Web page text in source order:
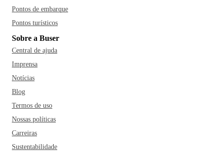
Pontos de embarque
Pontos turísticos
Sobre a Buser
Central de ajuda
Imprensa
Notícias
Blog
Termos de uso
Nossas políticas
Carreiras
Sustentabilidade